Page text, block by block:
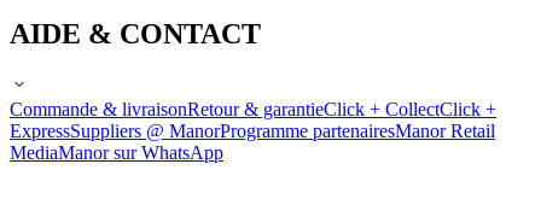
AIDE & CONTACT
Commande & livraisonRetour & garantieClick + CollectClick +
ExpressSuppliers @ ManorProgramme partenairesManor Retail
MediaManor sur WhatsApp